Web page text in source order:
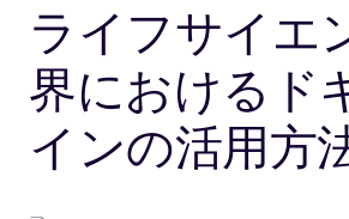
ライフサイエ
界におけるド
インの活用方